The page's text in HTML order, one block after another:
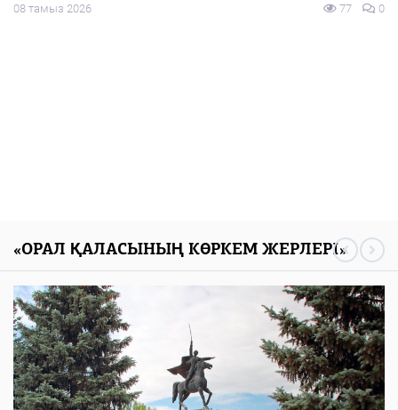
77
«ОРАЛ ҚАЛАСЫНЫҢ КӨРКЕМ ЖЕРЛЕРІ»